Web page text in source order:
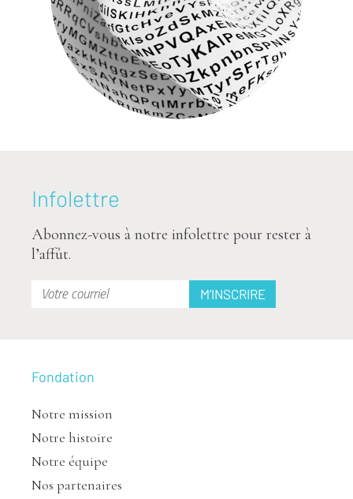
Infolettre
Abonnez-vous à notre infolettre pour rester à
l’affût.
Fondation
Notre mission
Notre histoire
Notre équipe
Nos partenaires